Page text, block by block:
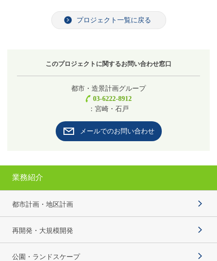
プロジェクト一覧に戻る
このプロジェクトに関するお問い合わせ窓口
都市・造景計画グループ
03-6222-8912
：宮崎・石戸
メールでのお問い合わせ
業務紹介
都市計画・地区計画
再開発・大規模開発
公園・ランドスケープ